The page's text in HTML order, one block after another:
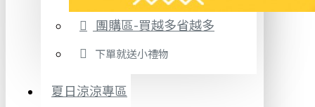
團購區-買越多省越多
下單就送小禮物
夏日涼涼專區